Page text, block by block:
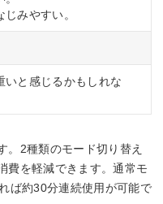
みやすい。
いと感じるかもしれな
。2種類のモード切り替え
費を軽減できます。通常モ
ば約30分連続使用が可能で